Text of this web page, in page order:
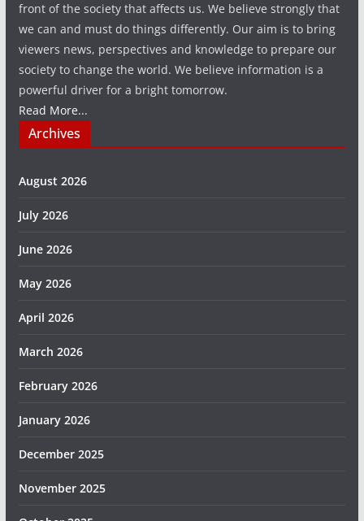
front of the society that affects us. We believe strongly that
we can and must do things differently. Our aim is to bring
viewers news, perspectives and knowledge to prepare our
society to change the world. We believe information is a
powerful driver for a bright tomorrow.
Read More...
Archives
August 2026
July 2026
June 2026
May 2026
April 2026
March 2026
February 2026
January 2026
December 2025
November 2025